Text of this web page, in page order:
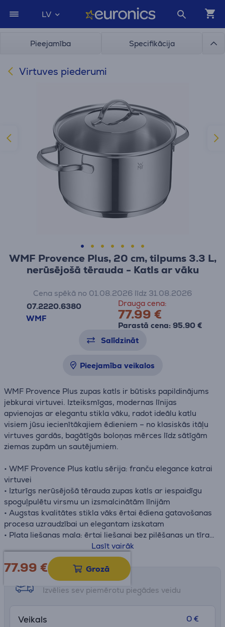
LV
Pieejamība Specifikācija
Virtuves piederumi
WMF Provence Plus, 20 cm, tilpums 3.3 L,
nerūsējošā tērauda - Katls ar vāku
07.2220.6380
WMF
Drauga cena:
77.99 €
Parastā cena: 95.90 €
Cena spēkā no 01.08.2026 līdz 31.08.2026
Salīdzināt
Pieejamība veikalos
WMF Provence Plus zupas katls ir būtisks papildinājums
jebkurai virtuvei. Izteiksmīgas, modernas līnijas
apvienojas ar elegantu stikla vāku, radot ideālu katlu
visiem jūsu iecienītākajiem ēdieniem – no klasiskās itāļu
virtuves gardās, bagātīgās boloņas mērces līdz sātīgām
ziemas zupām un sautējumiem.
• WMF Provence Plus katlu sērija: franču elegance katrai
virtuvei
• Izturīgs nerūsējošā tērauda zupas katls ar iespaidīgu
spoguļpulētu virsmu un izsmalcinātām līnijām
• Augstas kvalitātes stikla vāks ērtai ēdiena gatavošanas
procesa uzraudzībai un elegantam izskatam
• Plata liešanas mala: ērtai liešanai bez pilēšanas un tīrai
• TransTherm® universāla pamatne optimālai siltuma
sadalei un saglabāšanai, kas ietaupa enerģiju
• Saderīgs ar visām plīts virsmām, tostarp indukcijas
• Cromargan®: 18/10 nerūsējošais tērauds izcilai izturībai
Lasīt vairāk
77.99 € Grozā
Saņemšanas iespējas
Izvēlies sev piemērotu piegādes veidu
Veikals
0 €